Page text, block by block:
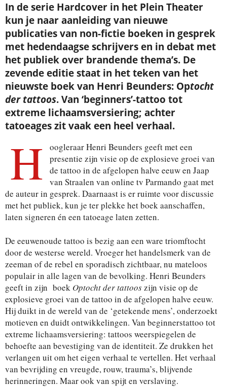
In de serie Hardcover in het Plein Theater
kun je naar aanleiding van nieuwe
publicaties van non-fictie boeken in gesprek
met hedendaagse schrijvers en in debat met
het publiek over brandende thema’s. De
zevende editie staat in het teken van het
nieuwste boek van Henri Beunders: Optocht
der tattoos. Van ‘beginners’-tattoo tot
extreme lichaamsversiering; achter
tatoeages zit vaak een heel verhaal.
H
oogleraar Henri Beunders geeft met een
presentie zijn visie op de explosieve groei van
de tattoo in de afgelopen halve eeuw en Jaap
van Straalen van online tv Parmando gaat met
de auteur in gesprek. Daarnaast is er ruimte voor discussie
met het publiek, kun je ter plekke het boek aanschaffen,
laten signeren én een tatoeage laten zetten.
De eeuwenoude tattoo is bezig aan een ware triomftocht
door de westerse wereld. Vroeger het handelsmerk van de
zeeman of de rebel en sporadisch zichtbaar, nu mateloos
populair in alle lagen van de bevolking. Henri Beunders
geeft in zijn boek Optocht der tattooszijn visie op de
explosieve groei van de tattoo in de afgelopen halve eeuw.
Hij duikt in de wereld van de ‘getekende mens’, onderzoekt
motieven en duidt ontwikkelingen. Van beginnerstattoo tot
extreme lichaamsversiering: tattoos weerspiegelen de
behoefte aan bevestiging van de identiteit. Ze drukken het
verlangen uit om het eigen verhaal te vertellen. Het verhaal
van bevrijding en vreugde, rouw, trauma’s, blijvende
herinneringen. Maar ook van spijt en verslaving.